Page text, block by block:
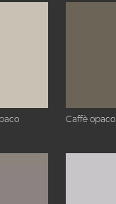
Caffè opaco